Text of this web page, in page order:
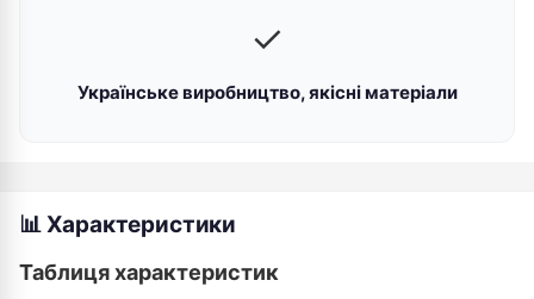
✓
Українське виробництво, якісні матеріали
📊 Характеристики
Таблиця характеристик